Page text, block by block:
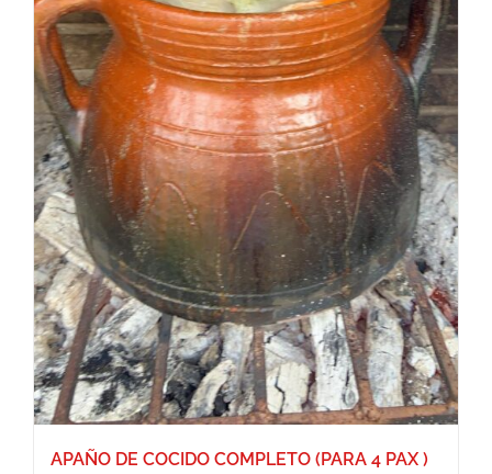
APAÑO DE COCIDO COMPLETO (PARA 4 PAX )